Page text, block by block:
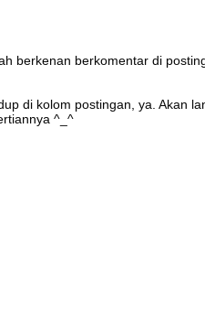
berkenan berkomentar di
di kolom postingan, ya. Akan
^_^